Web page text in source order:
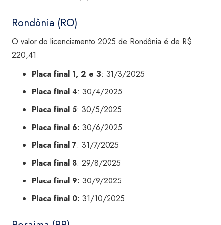
Rondônia (RO)
O valor do licenciamento 2025 de Rondônia é de R$
220,41:
Placa final 1, 2 e 3: 31/3/2025
Placa final 4: 30/4/2025
Placa final 5: 30/5/2025
Placa final 6: 30/6/2025
Placa final 7: 31/7/2025
Placa final 8: 29/8/2025
Placa final 9: 30/9/2025
Placa final 0: 31/10/2025